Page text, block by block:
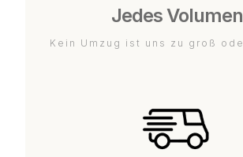
Jedes Volumen
Kein Umzug ist uns zu groß